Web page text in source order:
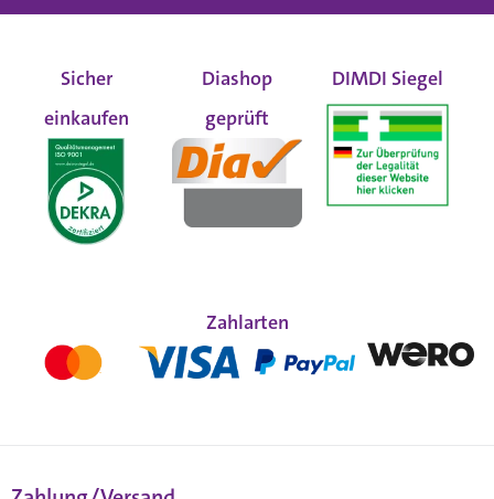
Sicher
einkaufen
Diashop
geprüft
DIMDI Siegel
Zahlarten